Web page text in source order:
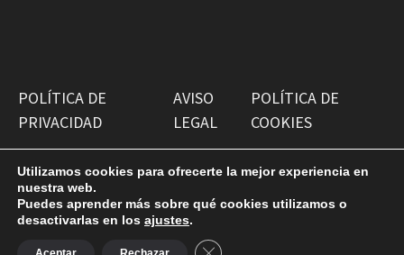
POLÍTICA DE
PRIVACIDAD
AVISO
LEGAL
POLÍTICA DE
COOKIES
Antiguako Pilotazaleok
Utilizamos cookies para ofrecerte la mejor experiencia en
nuestra web.
Puedes aprender más sobre qué cookies utilizamos o
desactivarlas en los ajustes.
CERRAR EL BANNER DE